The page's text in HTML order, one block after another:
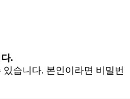
.
습니다. 본인이라면 비밀번